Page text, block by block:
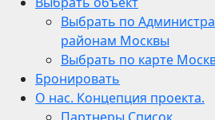
Выбрать по
районам Москвы
Выбрать по карте
Бронировать
О нас. Концепция проекта.